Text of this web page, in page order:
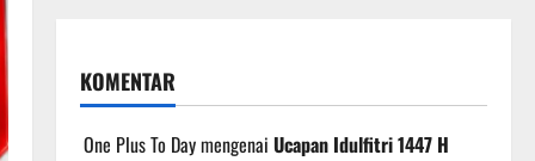
KOMENTAR
One Plus To Daymengenai Ucapan Idulfitri 1447 H